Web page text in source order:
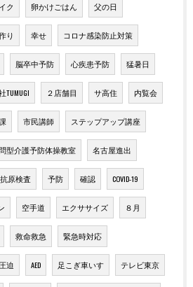
ク 卵かけごはん 父の日
り 幸せ コロナ感染防止対策
脳卒中予防 心疾患予防 猛暑日
TUMUGI ２店舗目 サ高住 内覧会
市民講師 ステップアップ講座
型介護予防体操教室 名古屋進出
抗原検査 予防 確認 COVID-19
空手道 エクササイズ ８月
救命救急 緊急時対応
迫 AED 足こぎ車いす テレビ東京